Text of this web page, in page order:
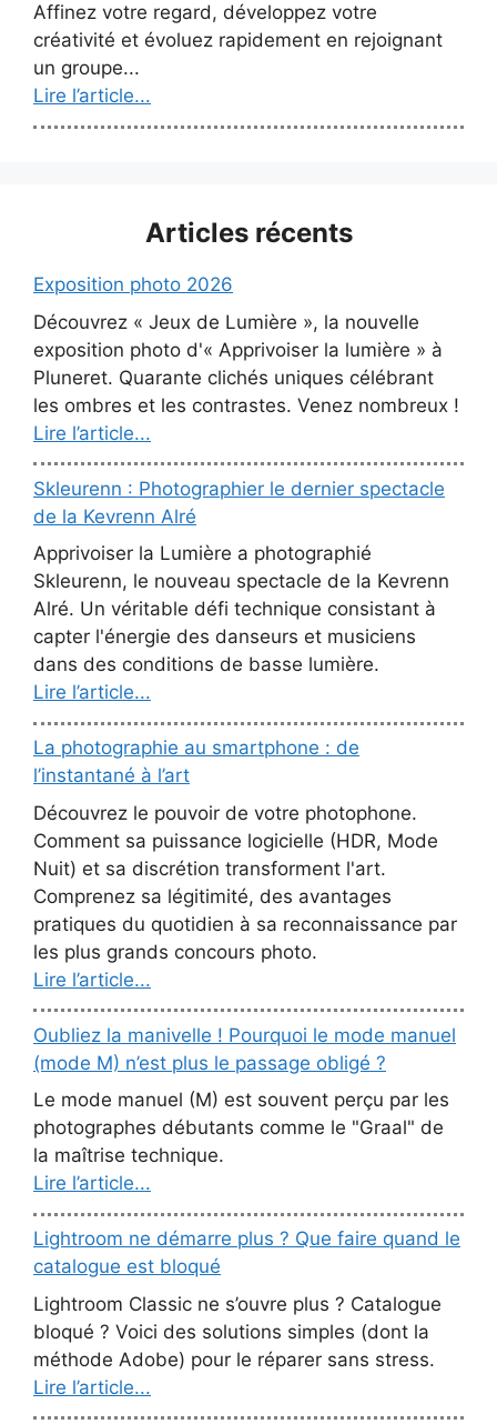
Affinez votre regard, développez votre
créativité et évoluez rapidement en rejoignant
un groupe...
Lire l’article...
Articles récents
Exposition photo 2026
Découvrez « Jeux de Lumière », la nouvelle
exposition photo d'« Apprivoiser la lumière » à
Pluneret. Quarante clichés uniques célébrant
les ombres et les contrastes. Venez nombreux !
Lire l’article...
Skleurenn : Photographier le dernier spectacle
de la Kevrenn Alré
Apprivoiser la Lumière a photographié
Skleurenn, le nouveau spectacle de la Kevrenn
Alré. Un véritable défi technique consistant à
capter l'énergie des danseurs et musiciens
dans des conditions de basse lumière.
Lire l’article...
La photographie au smartphone : de
l’instantané à l’art
Découvrez le pouvoir de votre photophone.
Comment sa puissance logicielle (HDR, Mode
Nuit) et sa discrétion transforment l'art.
Comprenez sa légitimité, des avantages
pratiques du quotidien à sa reconnaissance par
les plus grands concours photo.
Lire l’article...
Oubliez la manivelle ! Pourquoi le mode manuel
(mode M) n’est plus le passage obligé ?
Le mode manuel (M) est souvent perçu par les
photographes débutants comme le "Graal" de
la maîtrise technique.
Lire l’article...
Lightroom ne démarre plus ? Que faire quand le
catalogue est bloqué
Lightroom Classic ne s’ouvre plus ? Catalogue
bloqué ? Voici des solutions simples (dont la
méthode Adobe) pour le réparer sans stress.
Lire l’article...